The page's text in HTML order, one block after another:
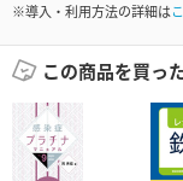
※導入・利用方法の詳細は
この商品を買っ